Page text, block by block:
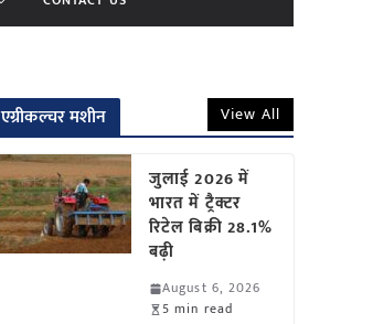
एग्रीकल्चर मशीन View All
जुलाई 2026 में
भारत में ट्रैक्टर
रिटेल बिक्री 28.1%
बढ़ी
August 6, 2026
5 min read